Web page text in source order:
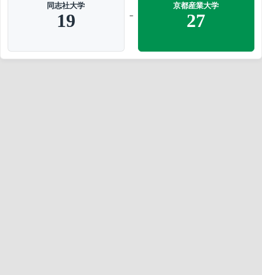
同志社大学
19 -
京都産業大学
27